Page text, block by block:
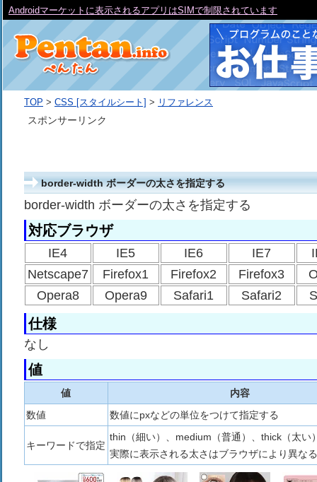
TOP > CSS [スタイルシート] > リファレンス
border-width ボーダーの太さを指定する
border-width ボーダーの太さを指定する
対応ブラウザ
IE4 IE5 IE6 IE7
Netscape7
Firefox1 Firefox2 Firefox3
Opera8
Opera9 Safari1 Safari2
仕様
なし
値
値
内容
数値
数値にpxなどの単位をつけて指定する
キーワードで指定
thin（細い）、medium（普通）、thick（太い
実際に表示される太さはブラウザにより異なる
スポンサーリンク
Androidマーケットに表示されるアプリはSIMで制限されています